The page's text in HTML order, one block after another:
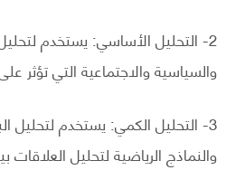
2- التحليل الأساسي: يستخدم
والسياسية والاجتماعية التي تؤثر
3- التحليل الكمي: يستخدم لتحليل
والنماذج الرياضية لتحليل العلاقات